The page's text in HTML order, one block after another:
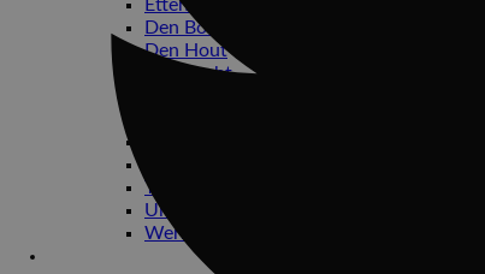
Etten-Leur
Den Bosch
Den Hout
Dordrecht
Tilburg
Ulvenhout
Werkendam